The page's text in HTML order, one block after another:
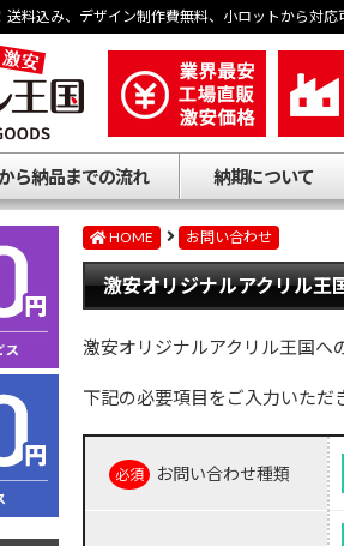
送料込み、デザイン制作費無料、小ロットから対応
ら納品までの流れ 納期について
HOME お問い合わせ
激安オリジナルアクリル王
激安オリジナルアクリル王国へ
下記の必要項目をご入力いただ
お問い合わせ種類